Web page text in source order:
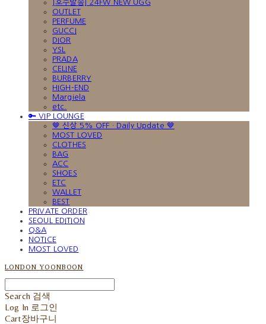
[호주발송] 24FW NEW UGG
OUTLET
PERFUME
GUCCI
DIOR
YSL
PRADA
CELINE
BURBERRY
HIGH-END
Margiela
etc.
🔑 VIP LOUNGE
🤎 신상 5% OFF · Daily Update 🤎
MOST LOVED
CLOTHES
BAG
ACC
SHOES
ETC
WALLET
BEST
PRIVATE ORDER
SEOUL EDITION
Q&A
NOTICE
MOST LOVED
LONDON YOONBOON
Search 검색
Log In 로그인
Cart장바구니